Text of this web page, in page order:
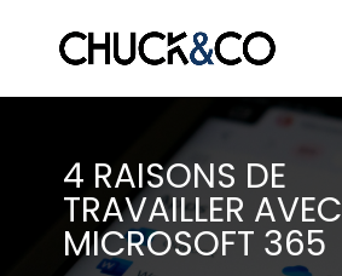
4 RAISONS DE
TRAVAILLER AVEC
MICROSOFT 365